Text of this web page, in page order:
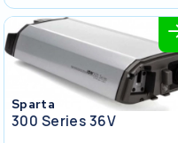
Sparta
300 Series 36V